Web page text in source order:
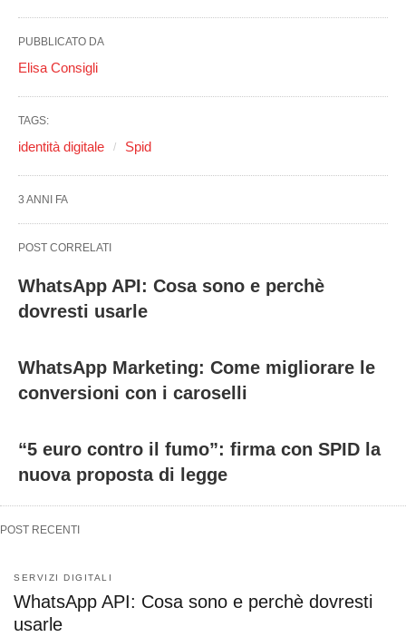
PUBBLICATO DA
Elisa Consigli
TAGS:
identità digitale Spid
3 ANNI FA
POST CORRELATI
WhatsApp API: Cosa sono e perchè
dovresti usarle
WhatsApp Marketing: Come migliorare le
conversioni con i caroselli
“5 euro contro il fumo”: firma con SPID la
nuova proposta di legge
POST RECENTI
SERVIZI DIGITALI
WhatsApp API: Cosa sono e perchè dovresti
usarle